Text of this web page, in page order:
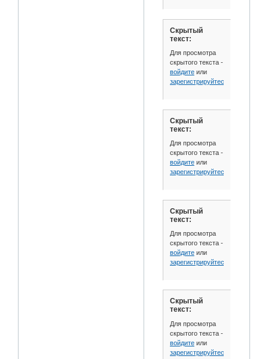
Скрытый
текст:
Для просмотра
скрытого текста -
войдитеили
зарегистрируйтесь
Скрытый
текст:
Для просмотра
скрытого текста -
войдитеили
зарегистрируйтесь
Скрытый
текст:
Для просмотра
скрытого текста -
войдитеили
зарегистрируйтесь
Скрытый
текст:
Для просмотра
скрытого текста -
войдитеили
зарегистрируйтесь